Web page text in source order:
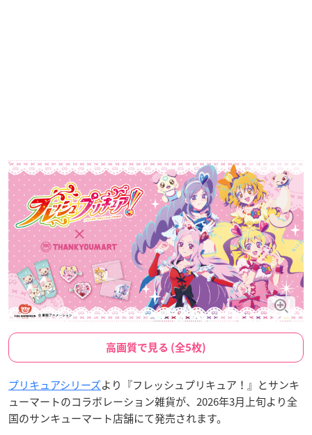
高画質で見る (全5枚)
プリキュアシリーズより『フレッシュプリキュア！』とサンキ
ューマートのコラボレーション雑貨が、2026年3月上旬より全
国のサンキューマート店舗にて発売されます。